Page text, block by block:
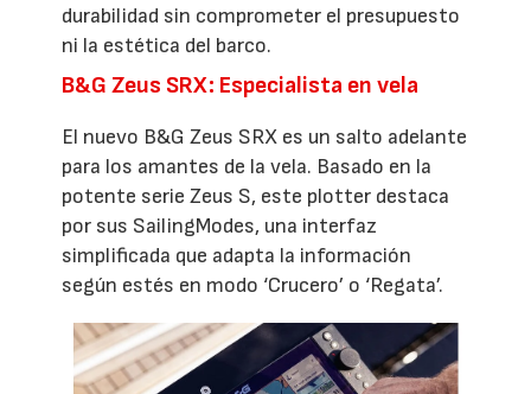
durabilidad sin comprometer el presupuesto
ni la estética del barco.
B&G Zeus SRX: Especialista en vela
El nuevo B&G Zeus SRX es un salto adelante
para los amantes de la vela. Basado en la
potente serie Zeus S, este plotter destaca
por sus SailingModes, una interfaz
simplificada que adapta la información
según estés en modo ‘Crucero’ o ‘Regata’.